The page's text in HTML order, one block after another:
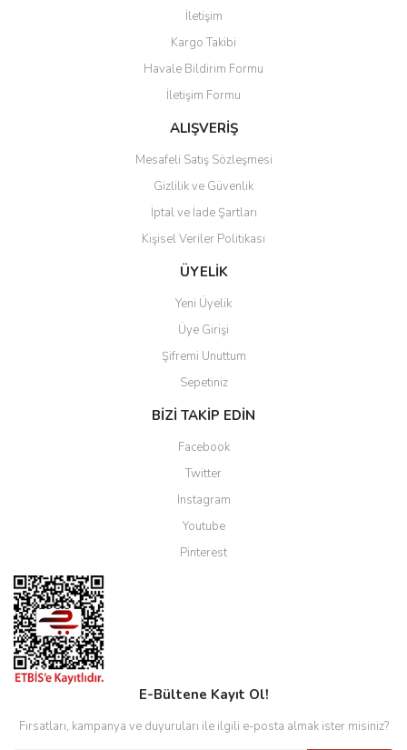
Ürün resmi kalitesiz, bozuk veya görüntülenemiyor.
Ürün açıklamasında eksik bilgiler bulunuyor.
Ürün bilgilerinde hatalar bulunuyor.
Ürün fiyatı diğer sitelerden daha pahalı.
Gönder
İletişim
Kargo Takibi
Havale Bildirim Formu
İletişim Formu
ALIŞVERİŞ
Mesafeli Satış Sözleşmesi
Gizlilik ve Güvenlik
İptal ve İade Şartları
Kişisel Veriler Politikası
ÜYELİK
Yeni Üyelik
Üye Girişi
Şifremi Unuttum
Sepetiniz
BİZİ TAKİP EDİN
Facebook
Twitter
Instagram
Youtube
Pinterest
E-Bültene Kayıt Ol!
Fırsatları, kampanya ve duyuruları ile ilgili e-posta almak ister misiniz?